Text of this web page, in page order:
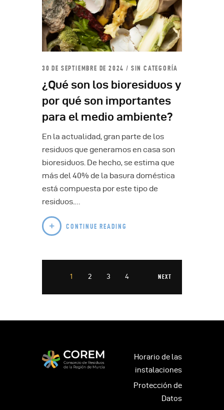
30 DE SEPTIEMBRE DE 2024 SIN CATEGORÍA
¿Qué son los bioresiduos y
por qué son importantes
para el medio ambiente?
En la actualidad, gran parte de los
residuos que generamos en casa son
bioresiduos. De hecho, se estima que
más del 40% de la basura doméstica
está compuesta por este tipo de
residuos.…
CONTINUE READING
1 2 3 4 NEXT
Horario de las
instalaciones
Protección de
Datos